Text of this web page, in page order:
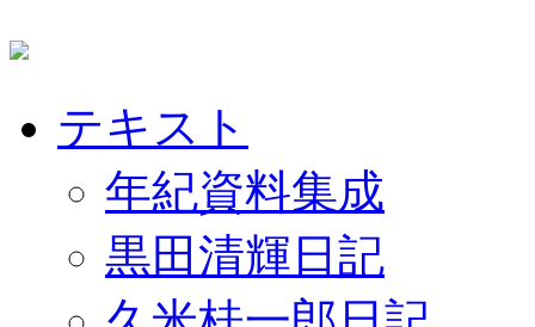
テキスト
年紀資料集成
黒田清輝日記